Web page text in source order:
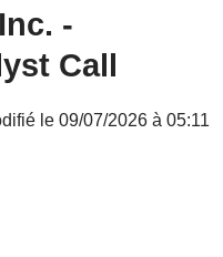
-
Call
le 09/07/2026 à 05:11